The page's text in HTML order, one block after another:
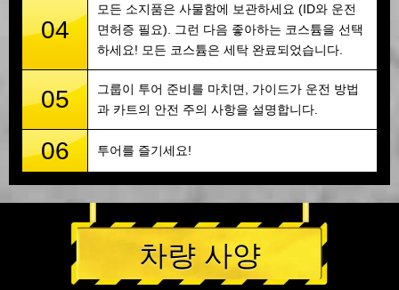
04
모든 소지품은 사물함에 보관하세요 (ID와 운전
면허증 필요). 그런 다음 좋아하는 코스튬을 선택
하세요! 모든 코스튬은 세탁 완료되었습니다.
05
그룹이 투어 준비를 마치면, 가이드가 운전 방법
과 카트의 안전 주의 사항을 설명합니다.
06 투어를 즐기세요!
차량 사양